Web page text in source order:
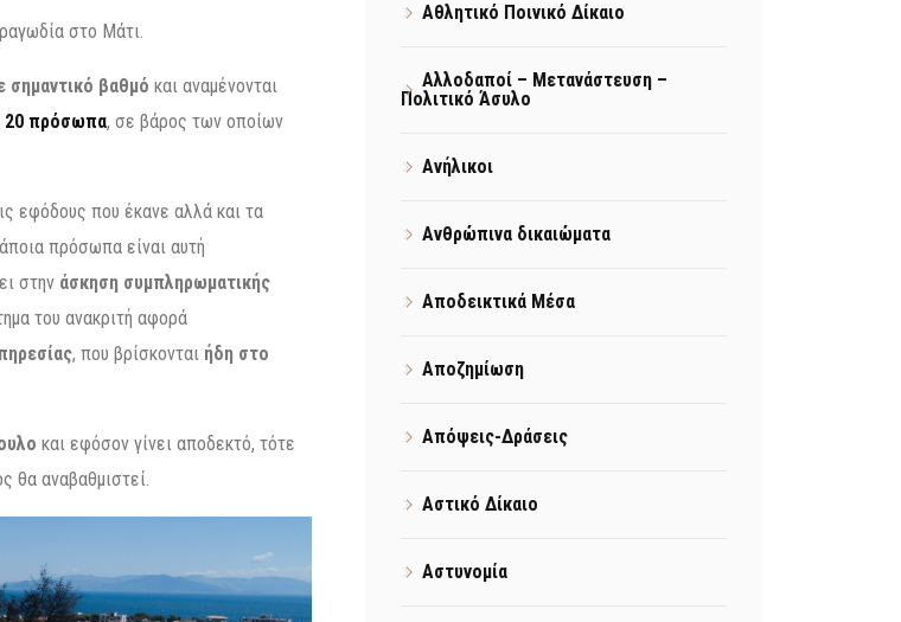
στο Μάτι.
σημαντικό βαθμό και αναμένονται
20 πρόσωπα, σε βάρος των οποίων
εφόδους που έκανε αλλά και τα
πρόσωπα είναι αυτή
στην άσκηση συμπληρωματικής
του ανακριτή αφορά
, που βρίσκονται ήδη στο
και εφόσον γίνει αποδεκτό, τότε
θα αναβαθμιστεί.
Αθλητικό Ποινικό Δίκαιο
Αλλοδαποί – Μετανάστευση –
Πολιτικό Άσυλο
Ανήλικοι
Ανθρώπινα δικαιώματα
Αποδεικτικά Μέσα
Αποζημίωση
Απόψεις-Δράσεις
Αστικό Δίκαιο
Αστυνομία